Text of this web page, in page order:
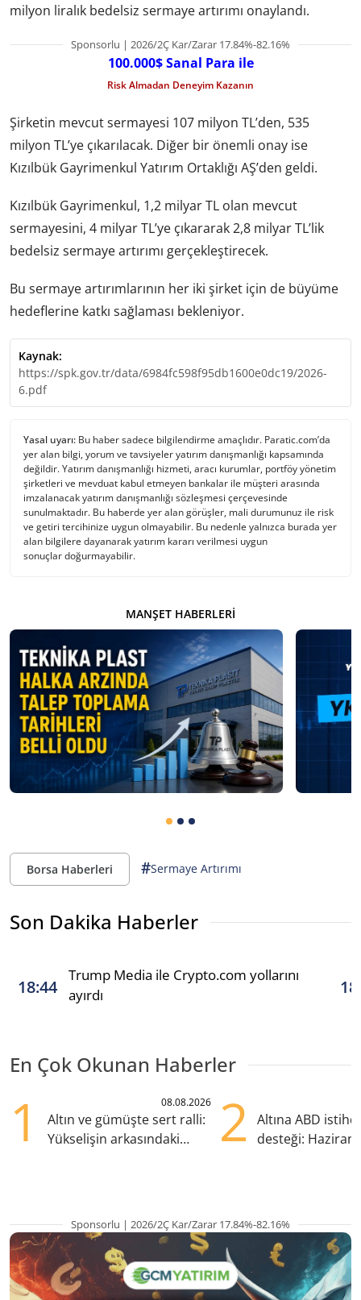
milyon liralık bedelsiz sermaye artırımı onaylandı.
Sponsorlu | 2026/2Ç Kar/Zarar 17.84%-82.16%
100.000$ Sanal Para ile
Risk Almadan Deneyim Kazanın
Şirketin mevcut sermayesi 107 milyon TL’den, 535
milyon TL’ye çıkarılacak. Diğer bir önemli onay ise
Kızılbük Gayrimenkul Yatırım Ortaklığı AŞ’den geldi.
Kızılbük Gayrimenkul, 1,2 milyar TL olan mevcut
sermayesini, 4 milyar TL’ye çıkararak 2,8 milyar TL’lik
bedelsiz sermaye artırımı gerçekleştirecek.
Bu sermaye artırımlarının her iki şirket için de büyüme
hedeflerine katkı sağlaması bekleniyor.
Kaynak:
https://spk.gov.tr/data/6984fc598f95db1600e0dc19/2026-
6.pdf
Yasal uyarı: Bu haber sadece bilgilendirme amaçlıdır. Paratic.com’da
yer alan bilgi, yorum ve tavsiyeler yatırım danışmanlığı kapsamında
değildir. Yatırım danışmanlığı hizmeti, aracı kurumlar, portföy yönetim
şirketleri ve mevduat kabul etmeyen bankalar ile müşteri arasında
imzalanacak yatırım danışmanlığı sözleşmesi çerçevesinde
sunulmaktadır. Bu haberde yer alan görüşler, mali durumunuz ile risk
ve getiri tercihinize uygun olmayabilir. Bu nedenle yalnızca burada yer
alan bilgilere dayanarak yatırım kararı verilmesi uygun
sonuçlar doğurmayabilir.
MANŞET HABERLERI
Borsa Haberleri #Sermaye Artırımı
Son Dakika Haberler
18:44
Trump Media ile Crypto.com yollarını
ayırdı
En Çok Okunan Haberler
1 08.08.2026
Altın ve gümüşte sert ralli:
Yükselişin arkasındaki
2
Altına ABD
desteği:
Sponsorlu | 2026/2Ç Kar/Zarar 17.84%-82.16%